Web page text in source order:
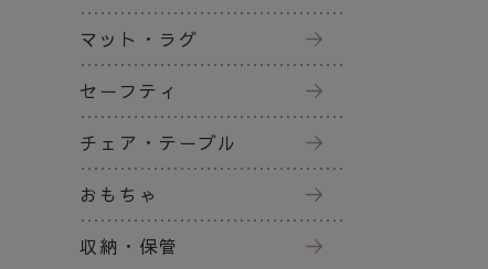
マット・ラグ
セーフティ
チェア・テーブル
おもちゃ
収納・保管